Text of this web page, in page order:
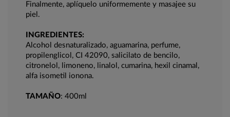
Finalmente, aplíquelo uniformemente y masajee su
piel.
INGREDIENTES:
Alcohol desnaturalizado, aguamarina, perfume,
propilenglicol, CI 42090, salicilato de bencilo,
citronelol, limoneno, linalol, cumarina, hexil cinamal,
alfa isometil ionona.
TAMAÑO: 400ml